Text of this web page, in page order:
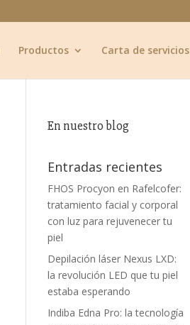
Productos Carta de servicios
En nuestro blog
Entradas recientes
FHOS Procyon en Rafelcofer:
tratamiento facial y corporal
con luz para rejuvenecer tu
piel
Depilación láser Nexus LXD:
la revolución LED que tu piel
estaba esperando
Indiba Edna Pro: la tecnología